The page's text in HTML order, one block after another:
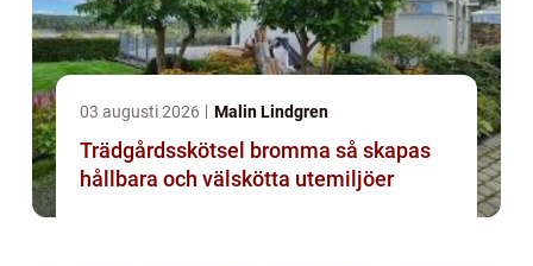
03 augusti 2026 Malin Lindgren
Trädgårdsskötsel bromma så skapas
hållbara och välskötta utemiljöer